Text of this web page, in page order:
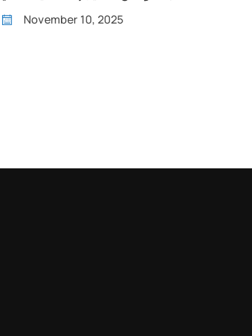
November 10, 2025